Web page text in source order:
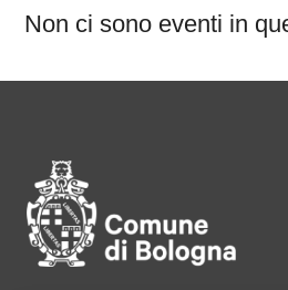
Non ci sono eventi in